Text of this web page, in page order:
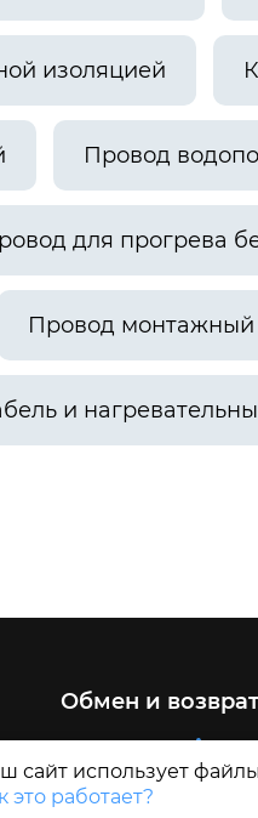
сайт использует
это работает?
изоляцией
Провод
для прогрева
Провод монтажный
и
Обмен и
32